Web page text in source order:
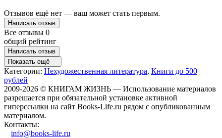
Отзывов ещё нет — ваш может стать первым.
Написать отзыв
Все отзывы 0
общий рейтинг
Написать отзыв
Показать ещё
Категории: Нехудожественная литература, Книги до 500
рублей
2009-2026 © КНИГАМ ЖИЗНЬ — Использование материалов
разрешается при обязательной установке активной
гиперссылки на сайт Books-Life.ru рядом с опубликованным
материалом.
Контакты:
info@books-life.ru